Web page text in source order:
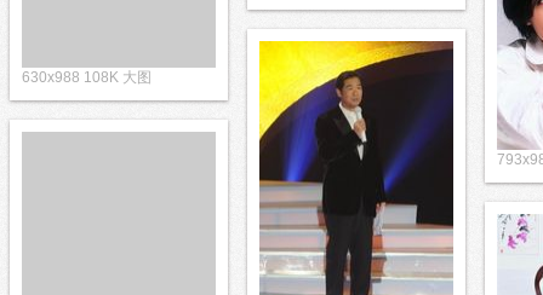
630x988 108K 大图